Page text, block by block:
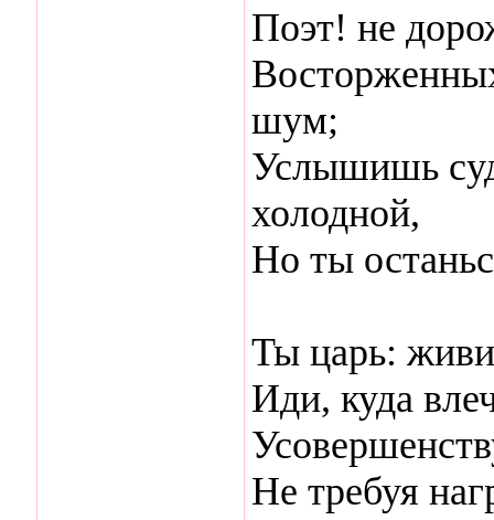
Поэт! не
шум;
Услышишь
холодной,
Но ты
Ты царь:
Иди, куда
Не требуя